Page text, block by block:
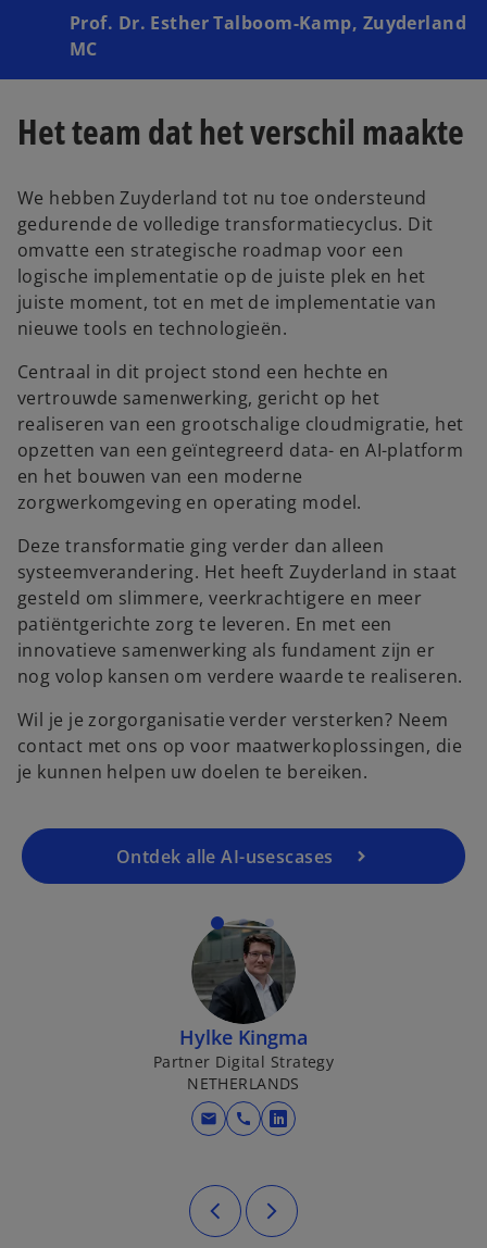
Prof. Dr. Esther Talboom-Kamp, Zuyderland
MC
Het team dat het verschil maakte
We hebben Zuyderland tot nu toe ondersteund
gedurende de volledige transformatiecyclus. Dit
omvatte een strategische roadmap voor een
logische implementatie op de juiste plek en het
juiste moment, tot en met de implementatie van
nieuwe tools en technologieën.
Centraal in dit project stond een hechte en
vertrouwde samenwerking, gericht op het
realiseren van een grootschalige cloudmigratie, het
opzetten van een geïntegreerd data- en AI-platform
en het bouwen van een moderne
zorgwerkomgeving en operating model.
Deze transformatie ging verder dan alleen
systeemverandering. Het heeft Zuyderland in staat
gesteld om slimmere, veerkrachtigere en meer
patiëntgerichte zorg te leveren. En met een
innovatieve samenwerking als fundament zijn er
nog volop kansen om verdere waarde te realiseren.
Wil je je zorgorganisatie verder versterken? Neem
contact met ons op voor maatwerkoplossingen, die
je kunnen helpen uw doelen te bereiken.
Ontdek alle AI-usescases
Hylke Kingma
Partner Digital Strategy
NETHERLANDS
mail call opens in a new tab